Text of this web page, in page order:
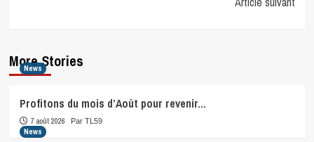
More Stories
News
Profitons du mois d’Août pour revenir…
7 août 2026 Par TL59
News